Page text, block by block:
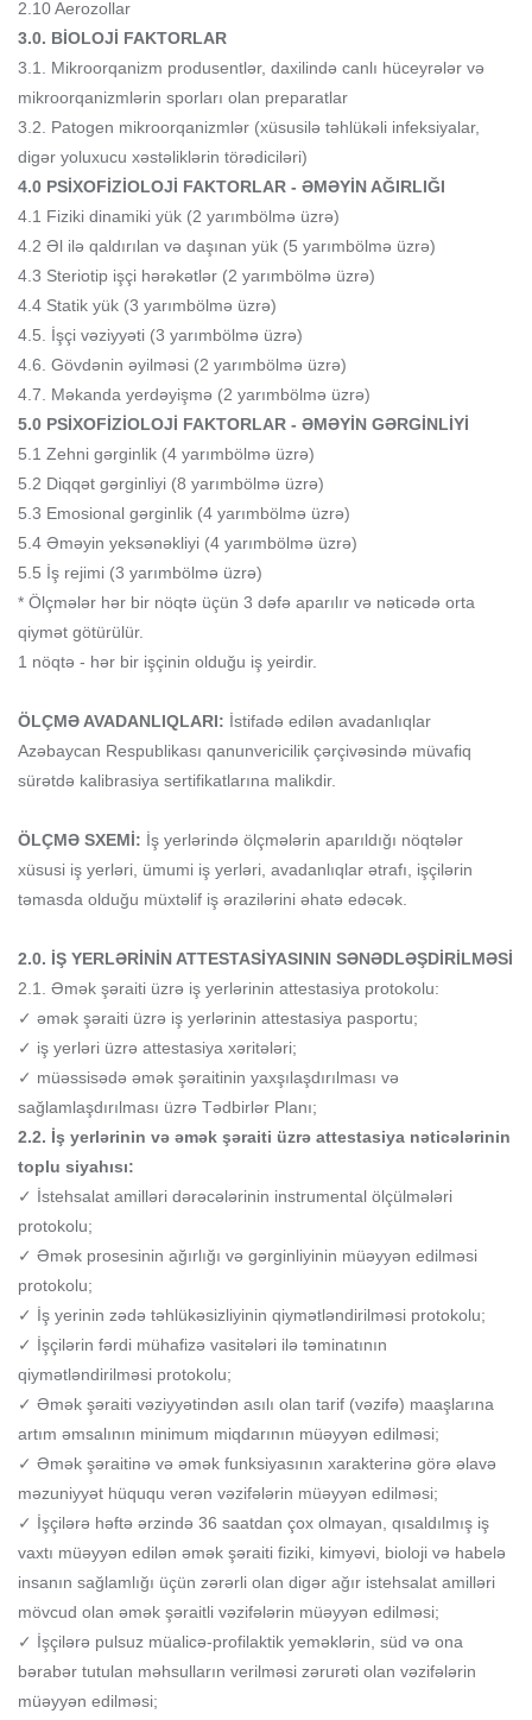
2.10 Aerozollar
3.0. BİOLOJİ FAKTORLAR
3.1. Mikroorqanizm produsentlər, daxilində canlı hüceyrələr və
mikroorqanizmlərin sporları olan preparatlar
3.2. Patogen mikroorqanizmlər (xüsusilə təhlükəli infeksiyalar,
digər yoluxucu xəstəliklərin törədiciləri)
4.0 PSİXOFİZİOLOJİ FAKTORLAR - ƏMƏYİN AĞIRLIĞI
4.1 Fiziki dinamiki yük (2 yarımbölmə üzrə)
4.2 Əl ilə qaldırılan və daşınan yük (5 yarımbölmə üzrə)
4.3 Steriotip işçi hərəkətlər (2 yarımbölmə üzrə)
4.4 Statik yük (3 yarımbölmə üzrə)
4.5. İşçi vəziyyəti (3 yarımbölmə üzrə)
4.6. Gövdənin əyilməsi (2 yarımbölmə üzrə)
4.7. Məkanda yerdəyişmə (2 yarımbölmə üzrə)
5.0 PSİXOFİZİOLOJİ FAKTORLAR - ƏMƏYİN GƏRGİNLİYİ
5.1 Zehni gərginlik (4 yarımbölmə üzrə)
5.2 Diqqət gərginliyi (8 yarımbölmə üzrə)
5.3 Emosional gərginlik (4 yarımbölmə üzrə)
5.4 Əməyin yeksənəkliyi (4 yarımbölmə üzrə)
5.5 İş rejimi (3 yarımbölmə üzrə)
* Ölçmələr hər bir nöqtə üçün 3 dəfə aparılır və nəticədə orta
qiymət götürülür.
1 nöqtə - hər bir işçinin olduğu iş yeirdir.
ÖLÇMƏ AVADANLIQLARI: İstifadə edilən avadanlıqlar
Azəbaycan Respublikası qanunvericilik çərçivəsində müvafiq
sürətdə kalibrasiya sertifikatlarına malikdir.
ÖLÇMƏ SXEMİ: İş yerlərində ölçmələrin aparıldığı nöqtələr
xüsusi iş yerləri, ümumi iş yerləri, avadanlıqlar ətrafı, işçilərin
təmasda olduğu müxtəlif iş ərazilərini əhatə edəcək.
2.0. İŞ YERLƏRİNİN ATTESTASİYASININ SƏNƏDLƏŞDİRİLMƏSİ
2.1. Əmək şəraiti üzrə iş yerlərinin attestasiya protokolu:
✓ əmək şəraiti üzrə iş yerlərinin attestasiya pasportu;
✓ iş yerləri üzrə attestasiya xəritələri;
✓ müəssisədə əmək şəraitinin yaxşılaşdırılması və
sağlamlaşdırılması üzrə Tədbirlər Planı;
2.2. İş yerlərinin və əmək şəraiti üzrə attestasiya nəticələrinin
toplu siyahısı:
✓ İstehsalat amilləri dərəcələrinin instrumental ölçülmələri
protokolu;
✓ Əmək prosesinin ağırlığı və gərginliyinin müəyyən edilməsi
protokolu;
✓ İş yerinin zədə təhlükəsizliyinin qiymətləndirilməsi protokolu;
✓ İşçilərin fərdi mühafizə vasitələri ilə təminatının
qiymətləndirilməsi protokolu;
✓ Əmək şəraiti vəziyyətindən asılı olan tarif (vəzifə) maaşlarına
artım əmsalının minimum miqdarının müəyyən edilməsi;
✓ Əmək şəraitinə və əmək funksiyasının xarakterinə görə əlavə
məzuniyyət hüququ verən vəzifələrin müəyyən edilməsi;
✓ İşçilərə həftə ərzində 36 saatdan çox olmayan, qısaldılmış iş
vaxtı müəyyən edilən əmək şəraiti fiziki, kimyəvi, bioloji və habelə
insanın sağlamlığı üçün zərərli olan digər ağır istehsalat amilləri
mövcud olan əmək şəraitli vəzifələrin müəyyən edilməsi;
✓ İşçilərə pulsuz müalicə-profilaktik yeməklərin, süd və ona
bərabər tutulan məhsulların verilməsi zərurəti olan vəzifələrin
müəyyən edilməsi;